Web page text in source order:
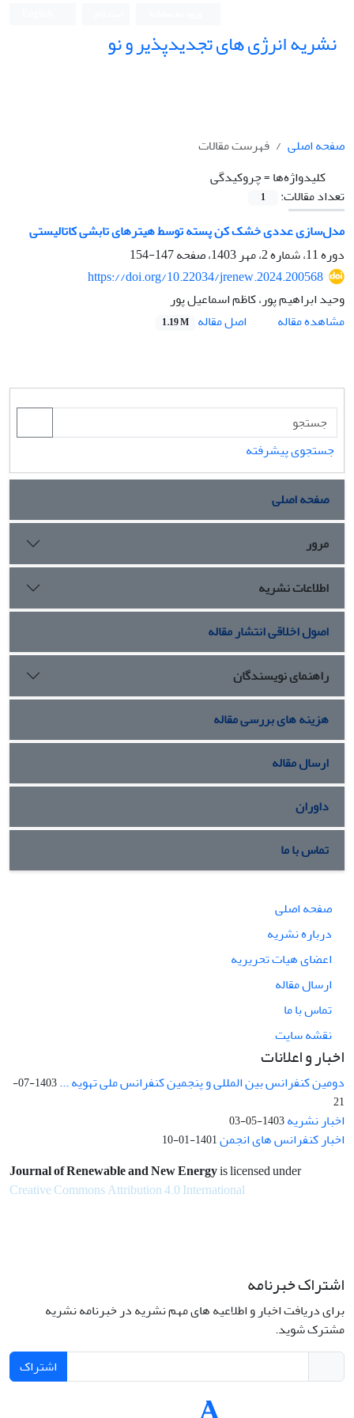
نشریه انرژی های تجدیدپذیر و نو
صفحه اصلی
فهرست مقالات
کلیدواژه‌ها =چروکیدگی
تعداد مقالات:
1
مدل‌سازی عددی خشک کن پسته توسط هیترهای تابشی کاتالیستی
دوره 11، شماره 2، مهر 1403، صفحه
147-154
https://doi.org/10.22034/jrenew.2024.200568
وحید ابراهیم پور، کاظم اسماعیل پور
مشاهده مقاله
اصل مقاله 1.19 M
جستجوی پیشرفته
صفحه اصلی
مرور
اطلاعات نشریه
اصول اخلاقی انتشار مقاله
راهنمای نویسندگان
هزینه های بررسی مقاله
ارسال مقاله
داوران
تماس با ما
صفحه اصلی
درباره نشریه
اعضای هیات تحریریه
ارسال مقاله
تماس با ما
نقشه سایت
اخبار و اعلانات
دومین کنفرانس بین المللی و پنجمین کنفرانس ملی تهویه ...
1403-07-
21
اخبار نشریه1403-05-03
اخبار کنفرانس های انجمن1401-01-10
Journal of Renewable and New Energyis licensed under
Creative Commons Attribution 4.0 International
اشتراک خبرنامه
برای دریافت اخبار و اطلاعیه های مهم نشریه در خبرنامه نشریه
مشترک شوید.
اشتراک